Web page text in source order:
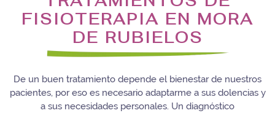
FISIOTERAPIA EN MORA
DE RUBIELOS
De un buen tratamiento depende el bienestar de nuestros
pacientes, por eso es necesario adaptarme a sus dolencias y
a sus necesidades personales. Un diagnóstico